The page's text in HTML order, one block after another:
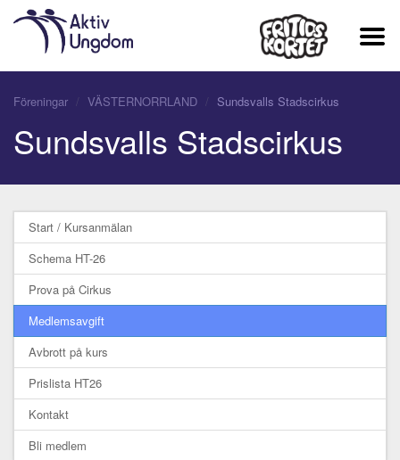
Föreningar VÄSTERNORRLAND Sundsvalls Stadscirkus
Sundsvalls Stadscirkus
Start / Kursanmälan
Schema HT-26
Prova på Cirkus
Medlemsavgift
Avbrott på kurs
Prislista HT26
Kontakt
Bli medlem